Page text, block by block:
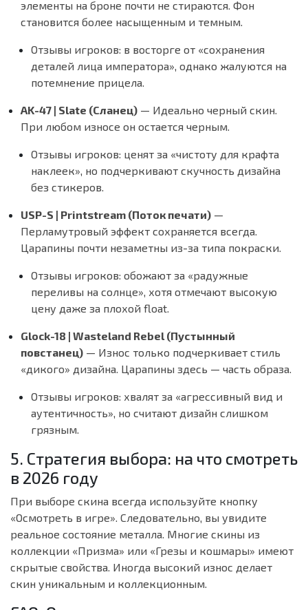
элементы на броне почти не стираются. Фон
становится более насыщенным и темным.
Отзывы игроков: в восторге от «сохранения
деталей лица императора», однако жалуются на
потемнение прицела.
AK-47 | Slate (Сланец) — Идеально черный скин.
При любом износе он остается черным.
Отзывы игроков: ценят за «чистоту для крафта
наклеек», но подчеркивают скучность дизайна
без стикеров.
USP-S | Printstream (Поток печати) —
Перламутровый эффект сохраняется всегда.
Царапины почти незаметны из-за типа покраски.
Отзывы игроков: обожают за «радужные
переливы на солнце», хотя отмечают высокую
цену даже за плохой float.
Glock-18 | Wasteland Rebel (Пустынный
повстанец) — Износ только подчеркивает стиль
«дикого» дизайна. Царапины здесь — часть образа.
Отзывы игроков: хвалят за «агрессивный вид и
аутентичность», но считают дизайн слишком
грязным.
5. Стратегия выбора: на что смотреть
в 2026 году
При выборе скина всегда используйте кнопку
«Осмотреть в игре». Следовательно, вы увидите
реальное состояние металла. Многие скины из
коллекции «Призма» или «Грезы и кошмары» имеют
скрытые свойства. Иногда высокий износ делает
скин уникальным и коллекционным.